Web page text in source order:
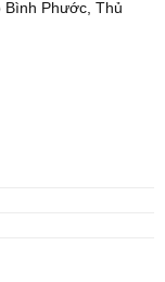
Bình Phước, Thủ